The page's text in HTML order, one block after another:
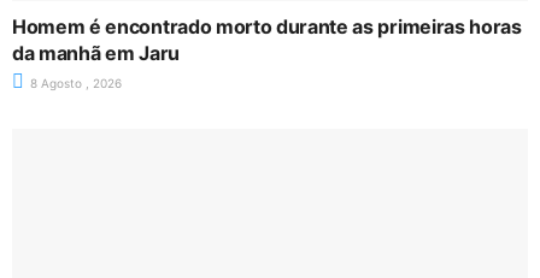
Homem é encontrado morto durante as primeiras horas
da manhã em Jaru
8 Agosto , 2026